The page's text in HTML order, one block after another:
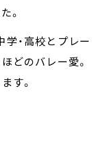
。
・高校とプレー
どのバレー愛。
す。